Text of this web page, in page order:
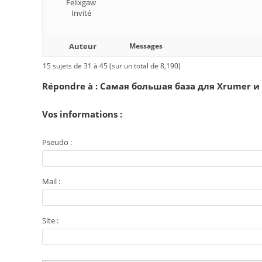
Felixgaw
Invité
Auteur
Messages
15 sujets de 31 à 45 (sur un total de 8,190)
Répondre à : Самая большая база для Xrumer и
Vos informations :
Pseudo :
Mail :
Site :